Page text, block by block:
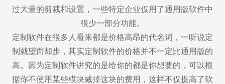
过大量的剪裁和设置，一些特定企业仅用了通用版软件中
很少一部分功能。
定制软件在很多人看来都是价格高昂的代名词，一听说定
制就望而却步，其实定制软件的价格并不一定比通用版的
高。因为定制软件讲究的是给你的都是你想要的，可以根
据你不使用某些模块减掉这块的费用，这样不仅提高了软